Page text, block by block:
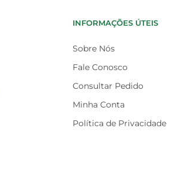
INFORMAÇÕES ÚTEIS
Sobre Nós
Fale Conosco
Consultar Pedido
Minha Conta
Política de Privacidade